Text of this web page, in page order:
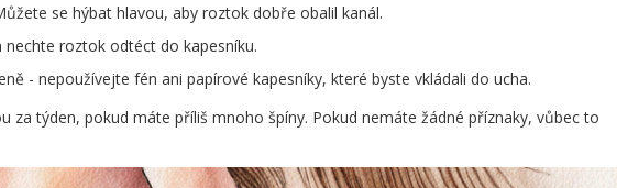
se hýbat hlavou, aby roztok dobře obalil kanál.
roztok odtéct do kapesníku.
- nepoužívejte fén ani papírové kapesníky, které byste vkládali do ucha.
za týden, pokud máte příliš mnoho špíny. Pokud nemáte žádné příznaky, vůbec to